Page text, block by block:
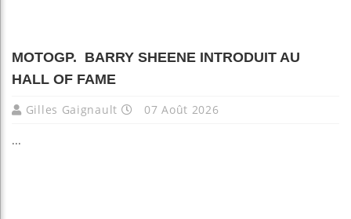
MOTOGP. BARRY SHEENE INTRODUIT AU
HALL OF FAME
Gilles Gaignault 07 Août 2026
...